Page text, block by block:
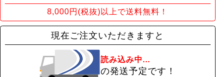
8,000円(税抜)以上で送料無料！
現在ご注文いただきますと
読み込み中...
の発送予定です！